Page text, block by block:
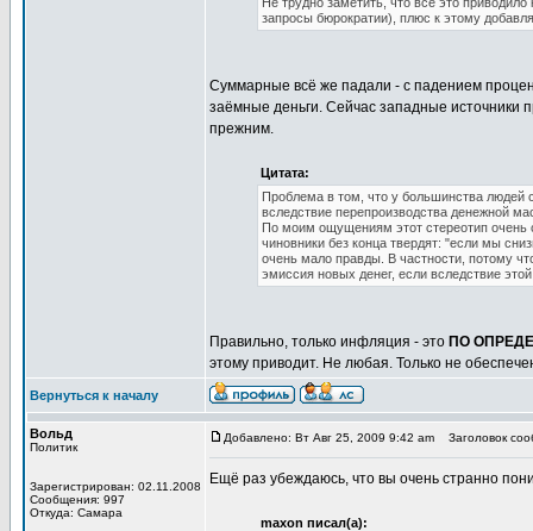
запросы бюрократии), плюс к этому
Суммарные всё же падали - с падением
заёмные деньги. Сейчас западные источники
прежним.
Цитата:
Проблема в том, что у большинства людей
вследствие перепроизводства денежной
По моим ощущениям этот стереотип очень
чиновники без конца твердят: "если мы
очень мало правды. В частности, потому
эмиссия новых денег, если вследствие
Правильно, только инфляция - это ПО
этому приводит. Не любая. Только не
Вернуться к началу
Вольд
Политик
Зарегистрирован: 02.11.2008
Сообщения: 997
Откуда: Самара
Добавлено: Вт Авг 25, 2009 9:42 am Заголовок
Ещё раз убеждаюсь, что вы очень странно
maxon писал(а):